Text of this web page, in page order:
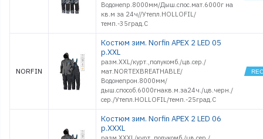
Водонепр.8000мм/Дыш.спос.мат.6000г на
кв.м за 24ч//Утепл.HOLLOFIL/
темп.-35град.С
NORFIN
Костюм зим. Norfin APEX 2 LED 05
р.XXL
разм.XXL/курт.,полукомб./цв.сер./
мат.NORTEXBREATHABLE/
Водонепрон.8000мм/
дыш.способ.6000гнакв.м.за24ч./цв.черн./
сер./Утепл.HOLLOFIL/темп.-25град.С
Костюм зим. Norfin APEX 2 LED 06
р.XXXL